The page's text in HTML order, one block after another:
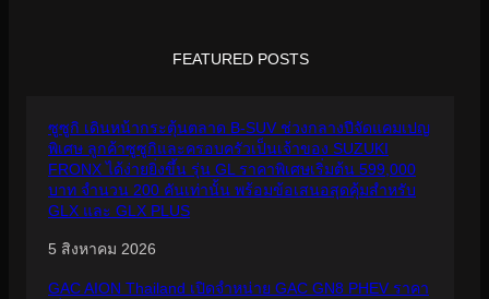
FEATURED POSTS
ซูซูกิ เดินหน้ากระตุ้นตลาด B-SUV ช่วงกลางปีจัดแคมเปญ
พิเศษ ลูกค้าซูซูกิและครอบครัวเป็นเจ้าของ SUZUKI
FRONX ได้ง่ายยิ่งขึ้น รุ่น GL ราคาพิเศษเริ่มต้น 599,000
บาท จำนวน 200 คันเท่านั้น พร้อมข้อเสนอสุดคุ้มสำหรับ
GLX และ GLX PLUS
5 สิงหาคม 2026
GAC AION Thailand เปิดจำหน่าย GAC GN8 PHEV ราคา